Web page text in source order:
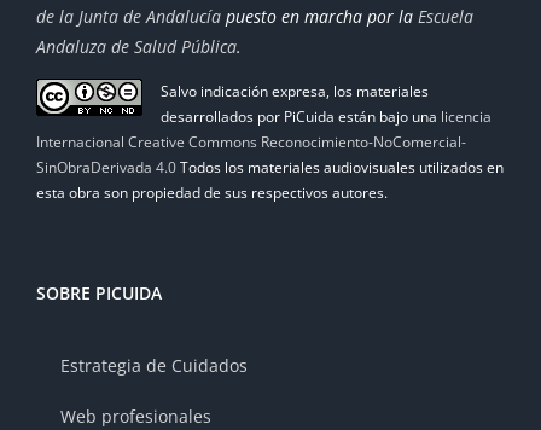
de la Junta de Andalucía puesto en marcha por la Escuela
Andaluza de Salud Pública.
Salvo indicación expresa, los materiales
desarrollados por PiCuida están bajo una licencia
Internacional Creative Commons Reconocimiento-NoComercial-
SinObraDerivada 4.0Todos los materiales audiovisuales utilizados en
esta obra son propiedad de sus respectivos autores.
SOBRE PICUIDA
Estrategia de Cuidados
Web profesionales